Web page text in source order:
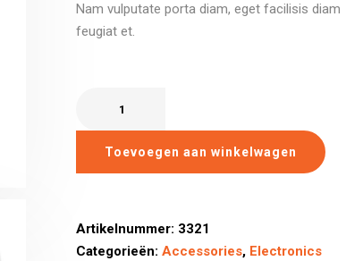
Nam vulputate porta diam, eget facilisis diam
feugiat et.
Toevoegen aan winkelwagen
Artikelnummer: 3321
Categorieën: Accessories, Electronics